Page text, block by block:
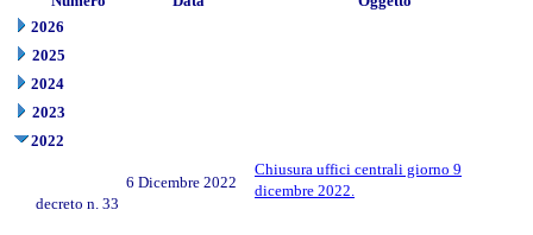
2026
2025
2024
2023
2022
decreto n. 33
6 Dicembre 2022
Chiusura uffici centrali giorno 9
dicembre 2022.